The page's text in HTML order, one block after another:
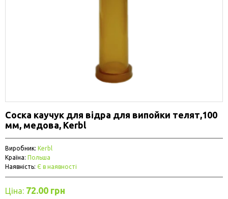
Соска каучук для відра для випойки телят,100
мм, медова, Kerbl
Виробник: Kerbl
Країна: Польша
Наявність: Є в наявності
Ціна: 72.00 грн